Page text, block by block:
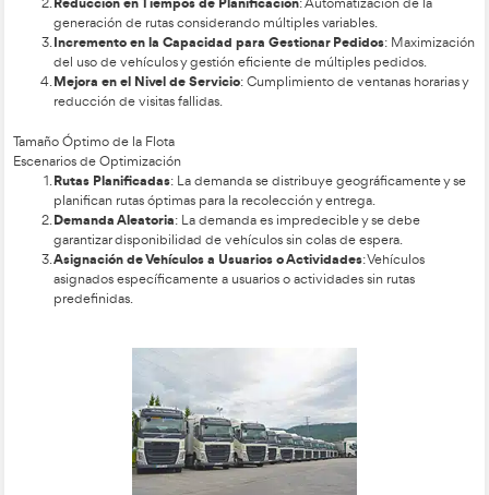
Tecnologías en Optimización de Rutas
Sistemas de Información Geográfica (GIS)
distribución geográfica.
Sistemas de Localización Geográfica (GPS)
ubicación de los vehículos en tiempo real.
Software de Optimización de Rutas: Algoritmos
restricciones operativas para generar rutas óptimas.